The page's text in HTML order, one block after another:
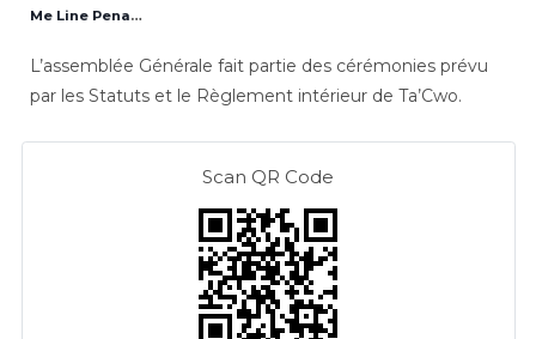
Me Line Penandjo
L’assemblée Générale fait partie des cérémonies prévu
par les Statuts et le Règlement intérieur de Ta’Cwo.
Scan QR Code